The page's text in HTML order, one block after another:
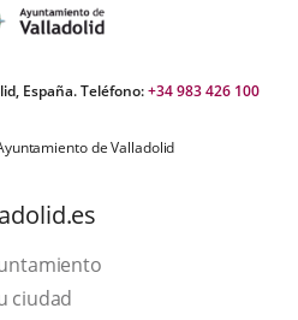
España. Teléfono:+34 983 426 100
de Valladolid
ciudad